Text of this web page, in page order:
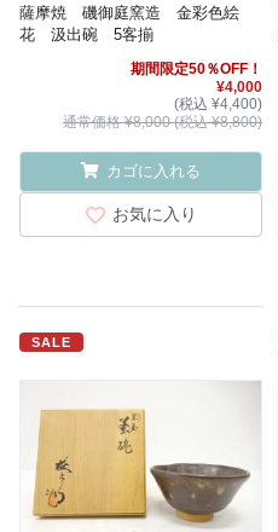
薩摩焼 磯御庭窯造 金彩色絵
花 汲出碗 5客揃
期間限定50％OFF！
¥4,000
(税込 ¥4,400)
通常価格 ¥8,000 (税込 ¥8,800)
カゴに入れる
お気に入り
SALE